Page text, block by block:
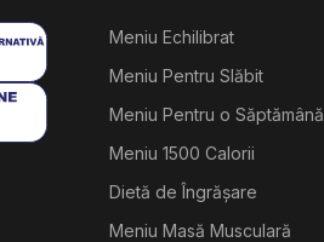
Meniu Echilibrat
Meniu Pentru Slăbit
Meniu Pentru o Săptămână
Meniu 1500 Calorii
Dietă de Îngrășare
Meniu Masă Musculară